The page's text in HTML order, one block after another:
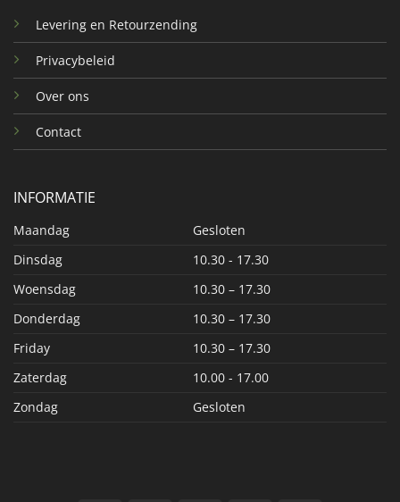
Levering en Retourzending
Privacybeleid
Over ons
Contact
INFORMATIE
Maandag
Gesloten
Dinsdag
10.30 - 17.30
Woensdag
10.30 – 17.30
Donderdag
10.30 – 17.30
Friday
10.30 – 17.30
Zaterdag
10.00 - 17.00
Zondag
Gesloten